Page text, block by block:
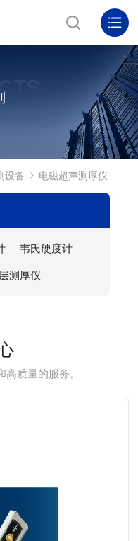
设备 电磁超声测厚仪
韦氏硬度计
测厚仪
质量的服务。